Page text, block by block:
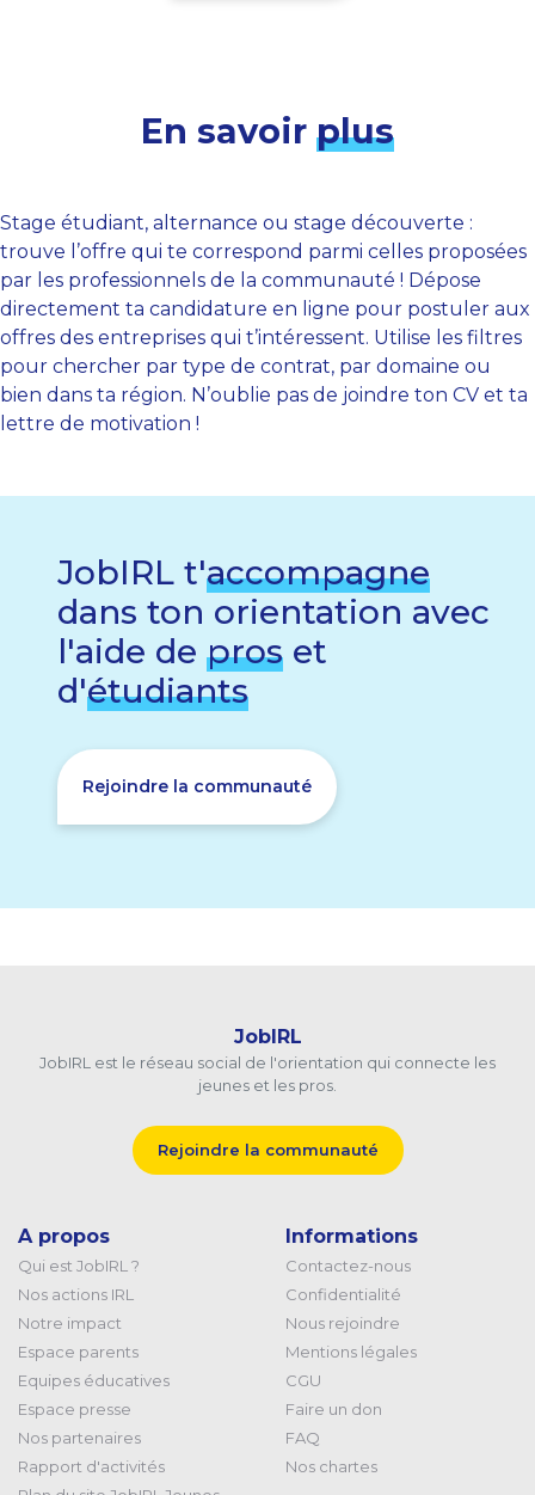
En savoir plus
Stage étudiant, alternance ou stage découverte :
trouve l’offre qui te correspond parmi celles proposées
par les professionnels de la communauté ! Dépose
directement ta candidature en ligne pour postuler aux
offres des entreprises qui t’intéressent. Utilise les filtres
pour chercher par type de contrat, par domaine ou
bien dans ta région. N’oublie pas de joindre ton CV et ta
lettre de motivation !
JobIRL t'accompagne
dans ton orientation avec
l'aide de pros et
d'étudiants
Rejoindre la communauté
JobIRL
JobIRL est le réseau social de l'orientation qui connecte les
jeunes et les pros.
Rejoindre la communauté
A propos
Qui est JobIRL ?
Nos actions IRL
Notre impact
Espace parents
Equipes éducatives
Espace presse
Nos partenaires
Rapport d'activités
Informations
Contactez-nous
Confidentialité
Nous rejoindre
Mentions légales
CGU
Faire un don
FAQ
Nos chartes